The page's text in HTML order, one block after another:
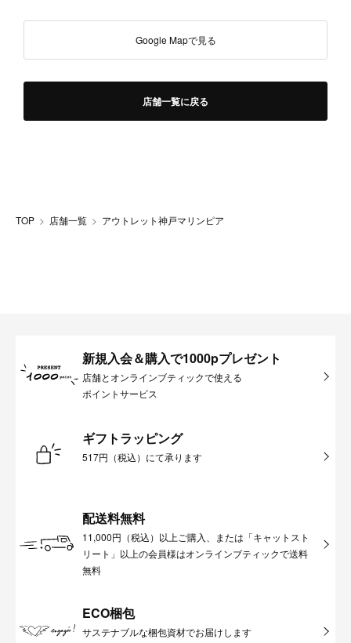
Google Mapで見る
店舗一覧に戻る
TOP 店舗一覧 アウトレット神戸マリンピア
新規入会＆購入で1000pプレゼント
店舗とオンラインブティックで使える
ポイントサービス
ギフトラッピング
517円（税込）にて承ります
配送料無料
11,000円（税込）以上ご購入、または「キャットスト
リート」以上の会員様はオンラインブティックで送料
無料
ECO梱包
サステナブルな梱包資材でお届けします